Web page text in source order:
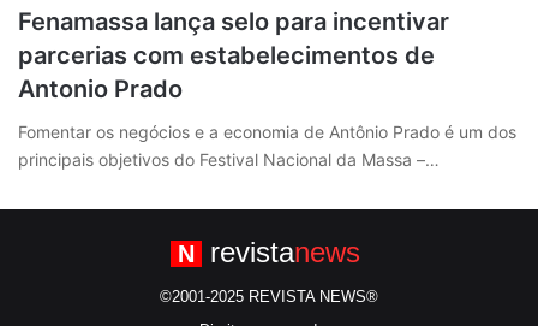
Fenamassa lança selo para incentivar
parcerias com estabelecimentos de
Antonio Prado
Fomentar os negócios e a economia de Antônio Prado é um dos
principais objetivos do Festival Nacional da Massa –…
N revistanews
©2001-2025 REVISTA NEWS®